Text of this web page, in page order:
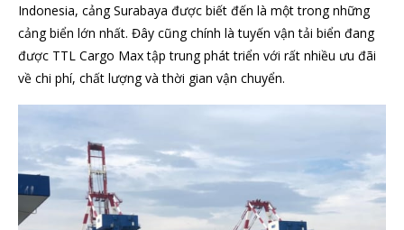
Indonesia, cảng Surabaya được biết đến là một trong những
cảng biển lớn nhất. Đây cũng chính là tuyến vận tải biển đang
được TTL Cargo Max tập trung phát triển với rất nhiều ưu đãi
về chi phí, chất lượng và thời gian vận chuyển.